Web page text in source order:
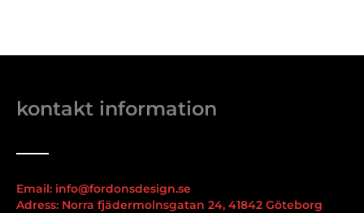
kontakt information
Email: info@fordonsdesign.se
Adress: Norra fjädermolnsgatan 24, 41842 Göteborg